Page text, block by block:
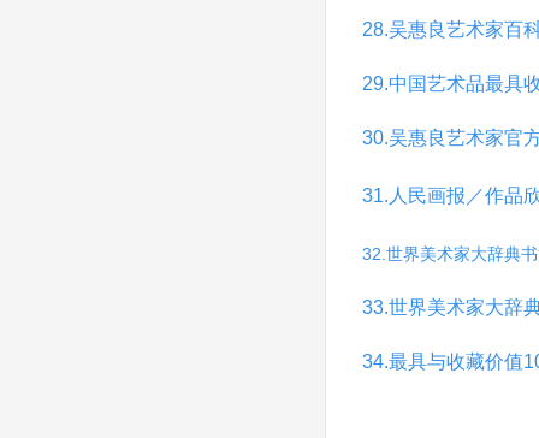
28.吴惠良艺术家百
29.中国艺术品最具
30.吴惠良艺术家官
31.人民画报／作品
32.世界美术家大辞典
33.世界美术家大辞
34.最具与收藏价值